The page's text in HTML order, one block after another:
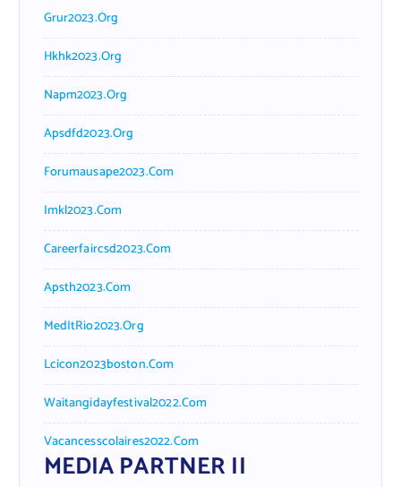
Grur2023.org
Hkhk2023.org
Napm2023.org
Apsdfd2023.org
Forumausape2023.com
Imkl2023.com
Careerfaircsd2023.com
Apsth2023.com
MedItRio2023.org
Lcicon2023boston.com
Waitangidayfestival2022.com
Vacancesscolaires2022.com
MEDIA PARTNER II